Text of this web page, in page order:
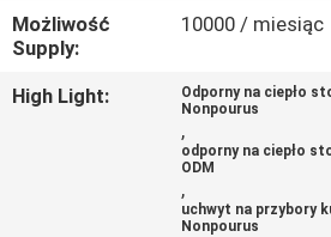
POPROSIĆ
O
WYCENĘ
Możliwość
Supply:
10000 / miesiąc
High Light:
Odporny na ciepło
Nonpourus
,
odporny na ciepło
ODM
,
uchwyt na przybory
Nonpourus